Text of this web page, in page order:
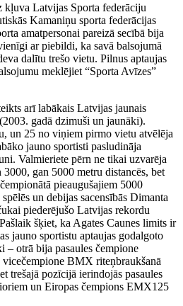
kļuva Latvijas Sporta federāciju
Kamaniņu sporta federācijas
amatpersonai pareizā secībā bija
ar piebildi, ka savā balsojumā
dalītu trešo vietu. Pilnus aptaujas
meklējiet “Sporta Avīzes”
arī labākais Latvijas jaunais
gadā dzimuši un jaunāki).
un 25 no viņiem pirmo vietu atvēlēja
jauno sportisti pasludināja
Valmieriete pērn ne tikai uzvarēja
gan 5000 metru distancēs, bet
pieaugušajiem 5000
un debijas sacensībās Dimanta
piederējušo Latvijas rekordu
šķiet, ka Agates Caunes limits ir
jauno sportistu aptaujas godalgoto
– otrā bija pasaules čempione
BMX riteņbraukšanā
trešajā pozīcijā ierindojās pasaules
un Eiropas čempions EMX125